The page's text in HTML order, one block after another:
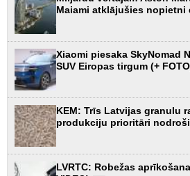
Maiami atklājušies nopietni
Xiaomi piesaka SkyNomad
SUV Eiropas tirgum (+
KEM: Trīs Latvijas granulu
produkciju prioritāri
LVRTC: Robežas